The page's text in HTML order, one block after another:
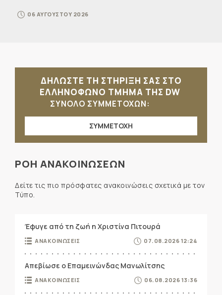
06 ΑΥΓΟΥΣΤΟΥ 2026
ΔΗΛΩΣΤΕ ΤΗ ΣΤΗΡΙΞΗ ΣΑΣ ΣΤΟ
ΕΛΛΗΝΟΦΩΝΟ ΤΜΗΜΑ ΤΗΣ DW
ΣΥΝΟΛΟ ΣΥΜΜΕΤΟΧΩΝ:
ΣΥΜΜΕΤΟΧΗ
ΡΟΗ ΑΝΑΚΟΙΝΩΣΕΩΝ
Δείτε τις πιο πρόσφατες ανακοινώσεις σχετικά με τον
Τύπο.
Έφυγε από τη ζωή η Χριστίνα Πιτουρά
ΑΝΑΚΟΙΝΩΣΕΙΣ 07.08.2026 12:24
Απεβίωσε ο Επαμεινώνδας Μανωλίτσης
ΑΝΑΚΟΙΝΩΣΕΙΣ 06.08.2026 13:36